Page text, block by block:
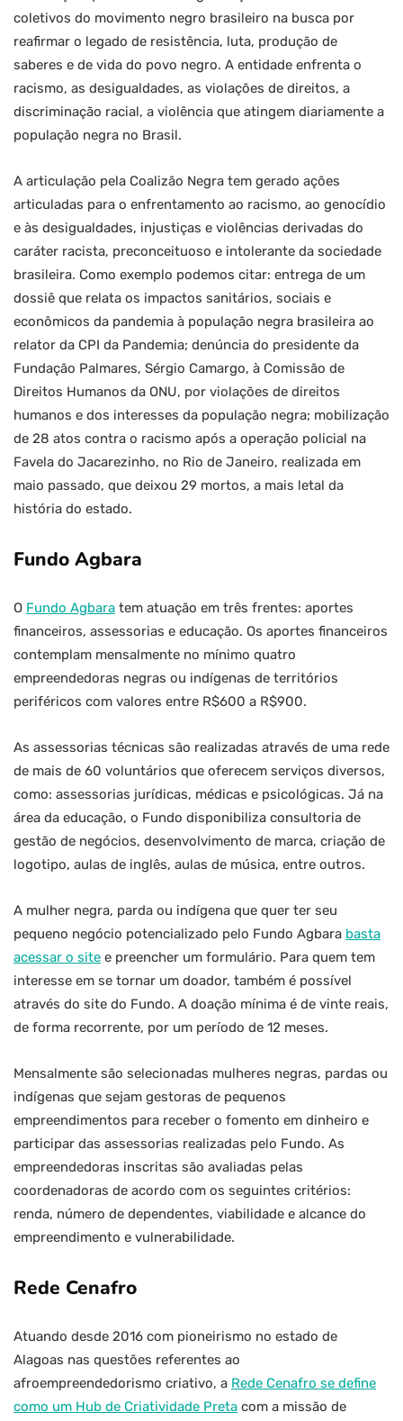
coletivos do movimento negro brasileiro na busca por
reafirmar o legado de resistência, luta, produção de
saberes e de vida do povo negro. A entidade enfrenta o
racismo, as desigualdades, as violações de direitos, a
discriminação racial, a violência que atingem diariamente a
população negra no Brasil.
A articulação pela Coalizão Negra tem gerado ações
articuladas para o enfrentamento ao racismo, ao genocídio
e às desigualdades, injustiças e violências derivadas do
caráter racista, preconceituoso e intolerante da sociedade
brasileira. Como exemplo podemos citar: entrega de um
dossiê que relata os impactos sanitários, sociais e
econômicos da pandemia à população negra brasileira ao
relator da CPI da Pandemia; denúncia do presidente da
Fundação Palmares, Sérgio Camargo, à Comissão de
Direitos Humanos da ONU, por violações de direitos
humanos e dos interesses da população negra; mobilização
de 28 atos contra o racismo após a operação policial na
Favela do Jacarezinho, no Rio de Janeiro, realizada em
maio passado, que deixou 29 mortos, a mais letal da
história do estado.
Fundo Agbara
O Fundo Agbara tem atuação em três frentes: aportes
financeiros, assessorias e educação. Os aportes financeiros
contemplam mensalmente no mínimo quatro
empreendedoras negras ou indígenas de territórios
periféricos com valores entre R$600 a R$900.
As assessorias técnicas são realizadas através de uma rede
de mais de 60 voluntários que oferecem serviços diversos,
como: assessorias jurídicas, médicas e psicológicas. Já na
área da educação, o Fundo disponibiliza consultoria de
gestão de negócios, desenvolvimento de marca, criação de
logotipo, aulas de inglês, aulas de música, entre outros.
A mulher negra, parda ou indígena que quer ter seu
pequeno negócio potencializado pelo Fundo Agbara basta
acessar o site e preencher um formulário. Para quem tem
interesse em se tornar um doador, também é possível
através do site do Fundo. A doação mínima é de vinte reais,
de forma recorrente, por um período de 12 meses.
Mensalmente são selecionadas mulheres negras, pardas ou
indígenas que sejam gestoras de pequenos
empreendimentos para receber o fomento em dinheiro e
participar das assessorias realizadas pelo Fundo. As
empreendedoras inscritas são avaliadas pelas
coordenadoras de acordo com os seguintes critérios:
renda, número de dependentes, viabilidade e alcance do
empreendimento e vulnerabilidade.
Rede Cenafro
Atuando desde 2016 com pioneirismo no estado de
Alagoas nas questões referentes ao
afroempreendedorismo criativo, a Rede Cenafro se define
como um Hub de Criatividade Preta com a missão de